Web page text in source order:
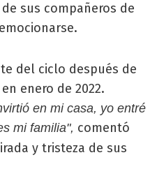
sus compañeros de
del ciclo después de
enero de 2022.
en mi casa, yo entré
mi familia", comentó
y tristeza de sus